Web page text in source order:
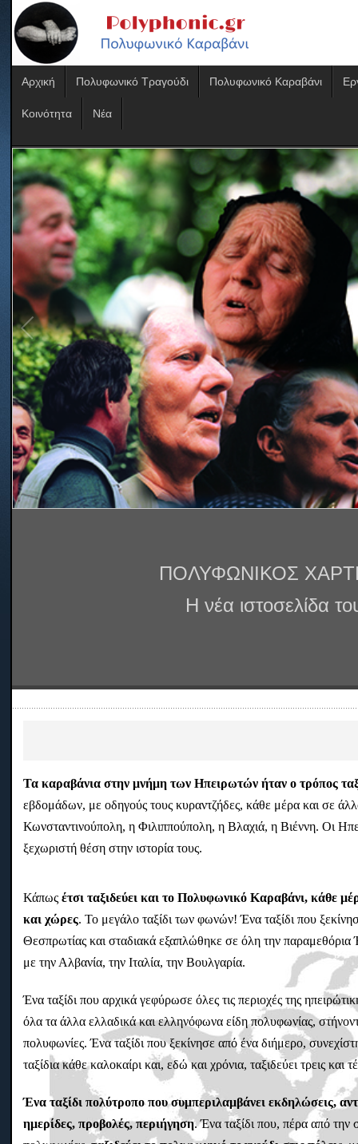
Αρχική Πολυφωνικό Τραγούδι Πολυφωνικό Καραβάνι
Κοινότητα Νέα
ΠΟΛΥΦΩΝΙΚΟΣ
Η νέα ιστοσελίδα
Τα καραβάνια στην μνήμη των Ηπειρωτών ήταν ο τρόπος
εβδομάδων, με οδηγούς τους κυραντζήδες, κάθε μέρα και σε
Κωνσταντινούπολη, η Φιλιππούπολη, η Βλαχιά, η Βιέννη. Οι
ξεχωριστή θέση στην ιστορία τους.
Κάπωςέτσι ταξιδεύει και το Πολυφωνικό Καραβάνι, κάθε
και χώρες. Το μεγάλο ταξίδι των φωνών! Ένα ταξίδι που
Θεσπρωτίας και σταδιακά εξαπλώθηκε σε όλη την
με την Αλβανία, την Ιταλία, την Βουλγαρία.
Ένα ταξίδι που αρχικά γεφύρωσε όλες τις περιοχές της
όλα τα άλλα ελλαδικά και ελληνόφωνα είδη πολυφωνίας,
πολυφωνίες. Ένα ταξίδι που ξεκίνησε από ένα διήμερο,
ταξίδια κάθε καλοκαίρι και, εδώ και χρόνια, ταξιδεύει τρεις
Ένα ταξίδι πολύτροπο που συμπεριλαμβάνει εκδηλώσεις,
ημερίδες, προβολές, περιήγηση. Ένα ταξίδι που, πέρα από την